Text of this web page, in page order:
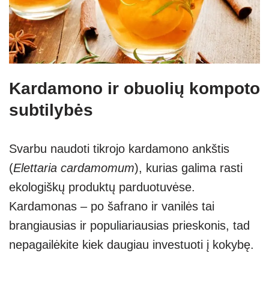
Kardamono ir obuolių kompoto
subtilybės
Svarbu naudoti tikrojo kardamono ankštis
(Elettaria cardamomum), kurias galima rasti
ekologiškų produktų parduotuvėse.
Kardamonas – po šafrano ir vanilės tai
brangiausias ir populiariausias prieskonis, tad
nepagailėkite kiek daugiau investuoti į kokybę.